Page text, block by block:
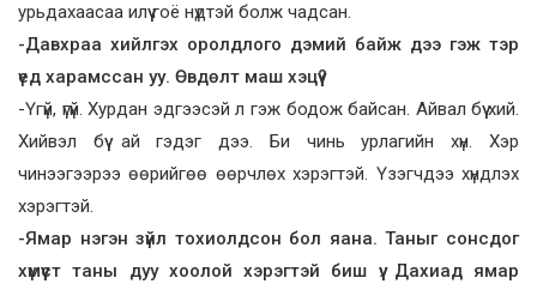
урьдахаасаа илүү гоё нүдтэй болж чадсан.
-Давхраа хийлгэх оролдлого дэмий байж дээ гэж тэр
үед харамссан уу. Өвдөлт маш хэцүү?
-Үгүй, үгүй. Хурдан эдгээсэй л гэж бодож байсан. Айвал бүү хий.
Хийвэл бүү ай гэдэг дээ. Би чинь урлагийн хүн. Хэр
чинээгээрээ өөрийгөө өөрчлөх хэрэгтэй. Үзэгчдээ хүндлэх
хэрэгтэй.
-Ямар нэгэн зүйл тохиолдсон бол яана. Таныг сонсдог
хүмүүст таны дуу хоолой хэрэгтэй биш үү. Дахиад ямар